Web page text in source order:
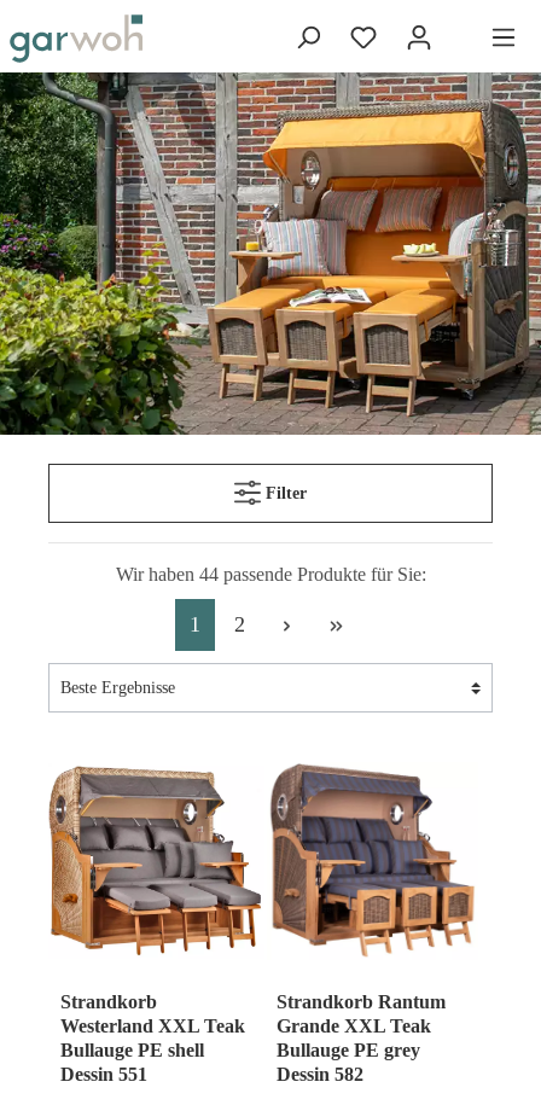
Filter
Wir haben 44 passende Produkte für Sie:
1 2
Strandkorb
Westerland XXL Teak
Bullauge PE shell
Dessin 551
Strandkorb Rantum
Grande XXL Teak
Bullauge PE grey
Dessin 582